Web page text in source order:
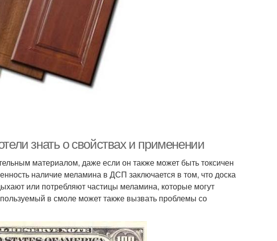
знать о свойствах и применении
материалом, даже если он также может быть токсичен
наличие меламина в ДСП заключается в том, что доска
или потребляют частицы меламина, которые могут
в смоле может также вызвать проблемы со